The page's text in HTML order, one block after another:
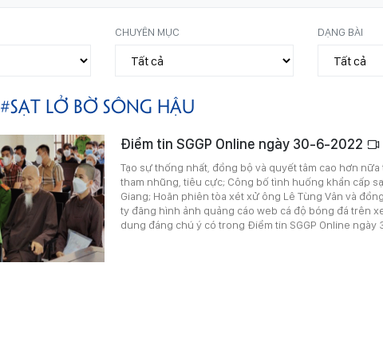
CHUYÊN MỤC DẠNG BÀI
#SẠT LỞ BỜ SÔNG HẬU
Điểm tin SGGP Online ngày 30-6-2022
Tạo sự thống nhất, đồng bộ và quyết tâm cao hơn
tham nhũng, tiêu cực; Công bố tình huống khẩn cấp
Giang; Hoãn phiên tòa xét xử ông Lê Tùng Vân và
ty đăng hình ảnh quảng cáo web cá độ bóng đá trên
dung đáng chú ý có trong Điểm tin SGGP Online ngày